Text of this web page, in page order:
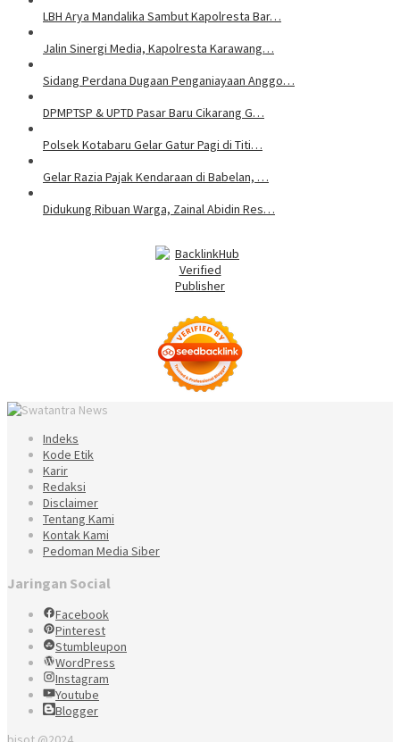
LBH Arya Mandalika Sambut Kapolresta Bar…
Jalin Sinergi Media, Kapolresta Karawang…
Sidang Perdana Dugaan Penganiayaan Anggo…
DPMPTSP & UPTD Pasar Baru Cikarang G…
Polsek Kotabaru Gelar Gatur Pagi di Titi…
Gelar Razia Pajak Kendaraan di Babelan, …
Didukung Ribuan Warga, Zainal Abidin Res…
Indeks
Kode Etik
Karir
Redaksi
Disclaimer
Tentang Kami
Kontak Kami
Pedoman Media Siber
Jaringan Social
Facebook
Pinterest
Stumbleupon
WordPress
Instagram
Youtube
Blogger